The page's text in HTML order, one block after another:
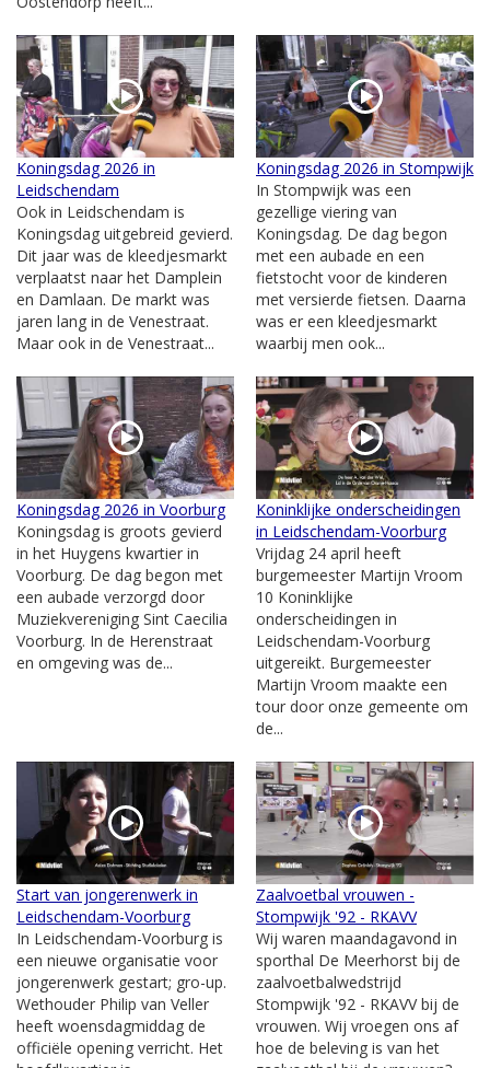
Koningsdag 2026 in
Leidschendam
Ook in Leidschendam is
Koningsdag uitgebreid gevierd.
Dit jaar was de kleedjesmarkt
verplaatst naar het Damplein
en Damlaan. De markt was
jaren lang in de Venestraat.
Maar ook in de Venestraat...
Koningsdag 2026 in Stompwijk
In Stompwijk was een
gezellige viering van
Koningsdag. De dag begon
met een aubade en een
fietstocht voor de kinderen
met versierde fietsen. Daarna
was er een kleedjesmarkt
waarbij men ook...
Koningsdag 2026 in Voorburg
Koningsdag is groots gevierd
in het Huygens kwartier in
Voorburg. De dag begon met
een aubade verzorgd door
Muziekvereniging Sint Caecilia
Voorburg. In de Herenstraat
en omgeving was de...
Koninklijke onderscheidingen
in Leidschendam-Voorburg
Vrijdag 24 april heeft
burgemeester Martijn Vroom
10 Koninklijke
onderscheidingen in
Leidschendam-Voorburg
uitgereikt. Burgemeester
Martijn Vroom maakte een
tour door onze gemeente om
de...
Start van jongerenwerk in
Leidschendam-Voorburg
In Leidschendam-Voorburg is
een nieuwe organisatie voor
jongerenwerk gestart; gro-up.
Wethouder Philip van Veller
heeft woensdagmiddag de
officiële opening verricht. Het
Zaalvoetbal vrouwen -
Stompwijk '92 - RKAVV
Wij waren maandagavond in
sporthal De Meerhorst bij de
zaalvoetbalwedstrijd
Stompwijk '92 - RKAVV bij de
vrouwen. Wij vroegen ons af
hoe de beleving is van het